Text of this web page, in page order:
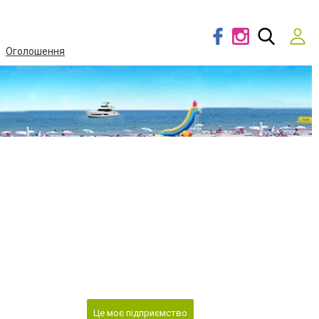
Оголошення
Це моє підприємство